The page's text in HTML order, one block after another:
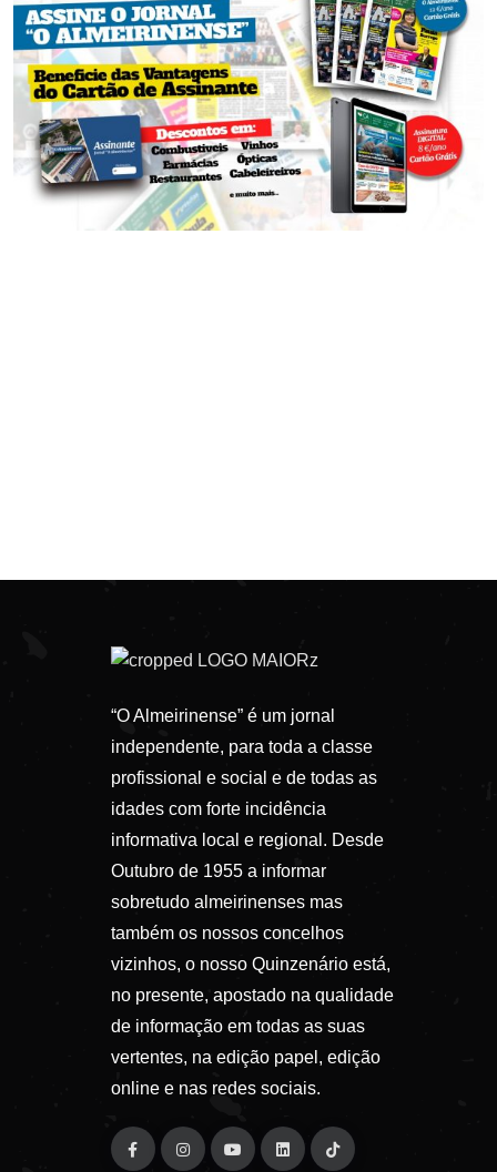
“O Almeirinense” é um jornal
independente, para toda a classe
profissional e social e de todas as
idades com forte incidência
informativa local e regional. Desde
Outubro de 1955 a informar
sobretudo almeirinenses mas
também os nossos concelhos
vizinhos, o nosso Quinzenário está,
no presente, apostado na qualidade
de informação em todas as suas
vertentes, na edição papel, edição
online e nas redes sociais.